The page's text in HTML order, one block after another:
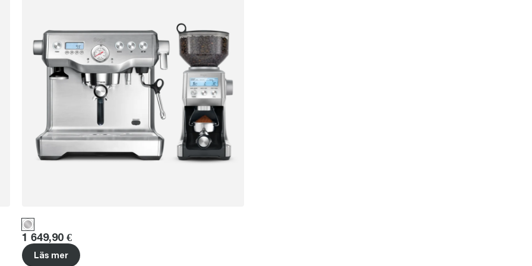
Price:
1 649,90 €
Läs mer